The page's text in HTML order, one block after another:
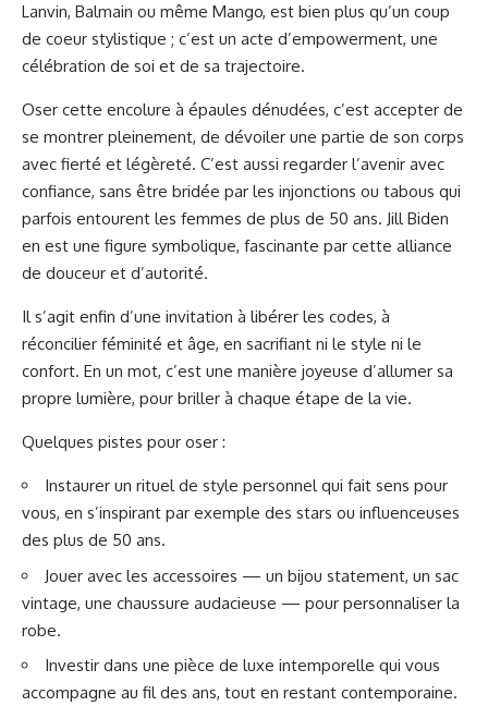
Lanvin, Balmain ou même Mango, est bien plus qu’un coup
de coeur stylistique ; c’est un acte d’empowerment, une
célébration de soi et de sa trajectoire.
Oser cette encolure à épaules dénudées, c’est accepter de
se montrer pleinement, de dévoiler une partie de son corps
avec fierté et légèreté. C’est aussi regarder l’avenir avec
confiance, sans être bridée par les injonctions ou tabous qui
parfois entourent les femmes de plus de 50 ans. Jill Biden
en est une figure symbolique, fascinante par cette alliance
de douceur et d’autorité.
Il s’agit enfin d’une invitation à libérer les codes, à
réconcilier féminité et âge, en sacrifiant ni le style ni le
confort. En un mot, c’est une manière joyeuse d’allumer sa
propre lumière, pour briller à chaque étape de la vie.
Quelques pistes pour oser :
Instaurer un rituel de style personnel qui fait sens pour
vous, en s’inspirant par exemple des stars ou influenceuses
des plus de 50 ans.
Jouer avec les accessoires — un bijou statement, un sac
vintage, une chaussure audacieuse — pour personnaliser la
robe.
Investir dans une pièce de luxe intemporelle qui vous
accompagne au fil des ans, tout en restant contemporaine.